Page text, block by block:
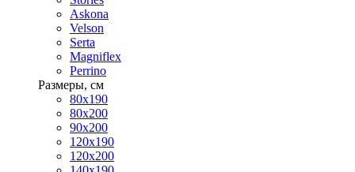
Askona
Velson
Serta
Magniflex
Perrino
Размеры, см
80х190
80х200
90х200
120х190
120х200